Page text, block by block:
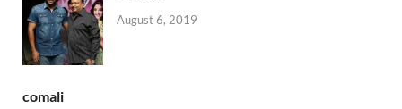
August 6, 2019
comali